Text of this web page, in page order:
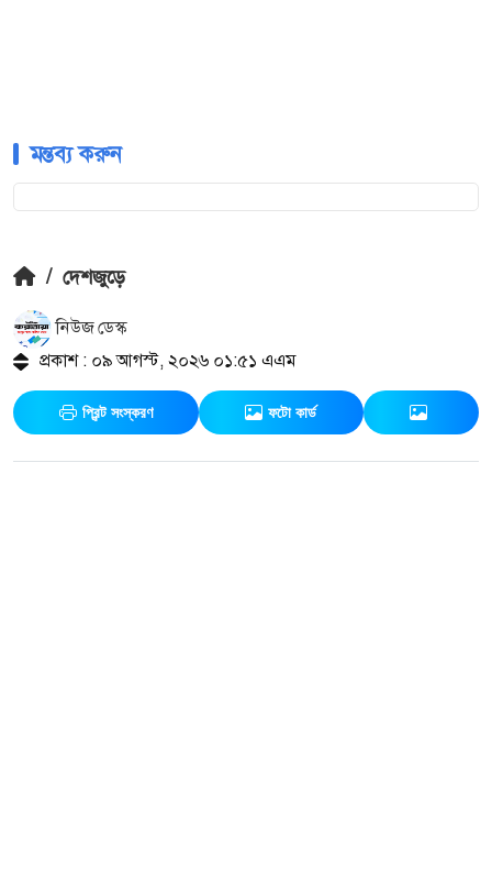
মন্তব্য করুন
/ দেশজুড়ে
নিউজ ডেস্ক
প্রকাশ : ০৯ আগস্ট, ২০২৬ ০১:৫১ এএম
প্রিন্ট সংস্করণ ফটো কার্ড